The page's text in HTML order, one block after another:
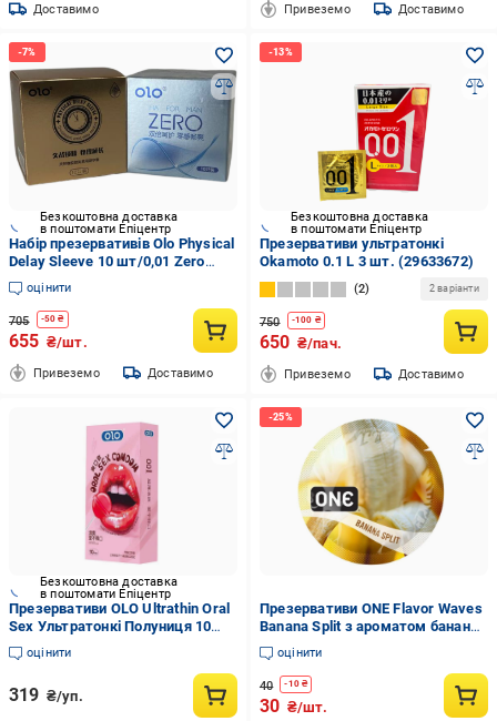
Доставимо Привеземо Доставимо
Безкоштовна доставка
в поштомати Епіцентр
Набір презервативів Olo Physical
Delay Sleeve 10 шт/0,01 Zero
ультратонкі 10 шт.
(ROZ6501052027)
оцінити
705 -50 ₴
655 ₴/шт.
Привеземо Доставимо
Безкоштовна доставка
в поштомати Епіцентр
Презервативи ультратонкі
Okamoto 0.1 L 3 шт. (29633672)
2 2 варіанти
750 -100 ₴
650 ₴/пач.
Привеземо Доставимо
Безкоштовна доставка
в поштомати Епіцентр
Презервативи OLO Ultrathin Oral
Sex Ультратонкі Полуниця 10
шт.
оцінити
319 ₴/уп.
Презервативи ONE Flavor Waves
Banana Split з ароматом банана
1 шт.
оцінити
40 -10₴
30 ₴/шт.